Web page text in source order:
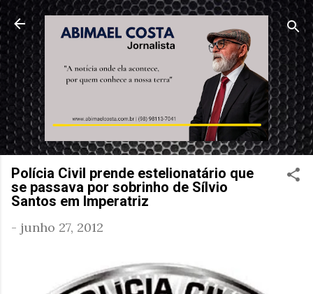
Pular para o conteúdo principal
Polícia Civil prende estelionatário que
se passava por sobrinho de Sílvio
Santos em Imperatriz
- junho 27, 2012